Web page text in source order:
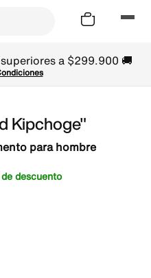
a $299.900 🚚
Kipchoge"
para hombre
descuento